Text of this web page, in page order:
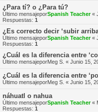
¿Para tí? o ¿Para tú?
Último mensajeporSpanish Teacher«
Respuestas: 1
¿Es correcto decir ‘subir
Último mensajeporSpanish Teacher«
Respuestas: 1
¿Cuál es la diferencia entre
Último mensajeporMeg S. « Junio 15,
¿Cuál es la diferencia entre
Último mensajeporMeg S. « Junio 15,
náhuatl o nahua
Último mensajeporSpanish Teacher«
Respuestas: 1